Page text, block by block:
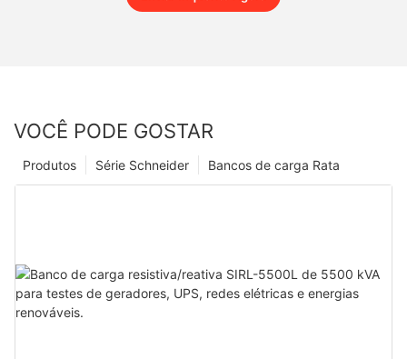
VOCÊ PODE GOSTAR
Bancos de carga Rata
Série Schneider
Produtos